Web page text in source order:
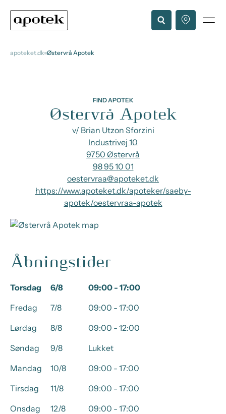
apoteket.dk Østervrå Apotek
FIND APOTEK
Østervrå Apotek
v/ Brian Utzon Sforzini
Industrivej 10
9750 Østervrå
98 95 10 01
oestervraa@apoteket.dk
https://www.apoteket.dk/apoteker/saeby-
apotek/oestervraa-apotek
Åbningstider
Torsdag 6/8
09:00 - 17:00
Fredag
7/8
09:00 - 17:00
Lørdag
8/8
09:00 - 12:00
Søndag
9/8
Lukket
Mandag
10/8
09:00 - 17:00
Tirsdag
11/8
09:00 - 17:00
Onsdag
12/8 09:00 - 17:00